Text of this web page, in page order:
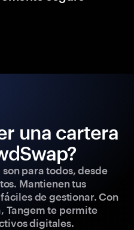
una cartera
para todos, desde
Mantienen tus
de gestionar. Con
Tangem te permite
digitales.